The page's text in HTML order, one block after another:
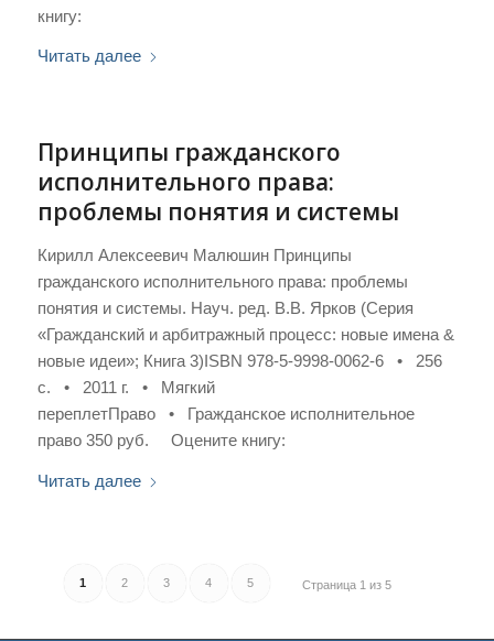
книгу:
Читать далее
Принципы гражданского
исполнительного права:
проблемы понятия и системы
Кирилл Алексеевич Малюшин Принципы
гражданского исполнительного права: проблемы
понятия и системы. Науч. ред. В.В. Ярков (Серия
«Гражданский и арбитражный процесс: новые имена &
новые идеи»; Книга 3)ISBN 978-5-9998-0062-6 • 256
с. • 2011 г. • Мягкий
переплетПраво • Гражданское исполнительное
право 350 руб. Оцените книгу:
Читать далее
Страница 1 из 5
1 2 3 4 5